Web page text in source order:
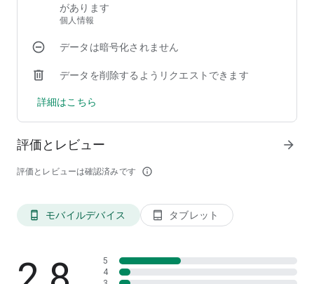
・ゲームセンターにあるようなクレーンゲームを無料でお試し
・話題のクレーンゲームをアプリで無料体験してみたい
・リアルなクレーンゲームを操作できるクレーンゲームアプリ
・クレーンゲーム初心者なので無料プレイ台で練習したい
・自宅や外出先でクレーンゲームを楽しみたい
・クレーンゲームをオンラインで練習したい
・簡単に操作できるクレーンゲームが好き
ている
・推しのアイテムが欲しい、推し活にハマっている
・無料で人気のUFOキャッチャーを楽しみたい
・大人気キャラクターなどのアミューズメント専用景品を獲り
があります
個人情報
データは暗号化されません
データを削除するようリクエストできます
詳細はこちら
評価とレビュー
評価とレビューは確認済みです info_outline
arrow_forward
phone_android モバイルデバイス tablet_android タブレット
5
4